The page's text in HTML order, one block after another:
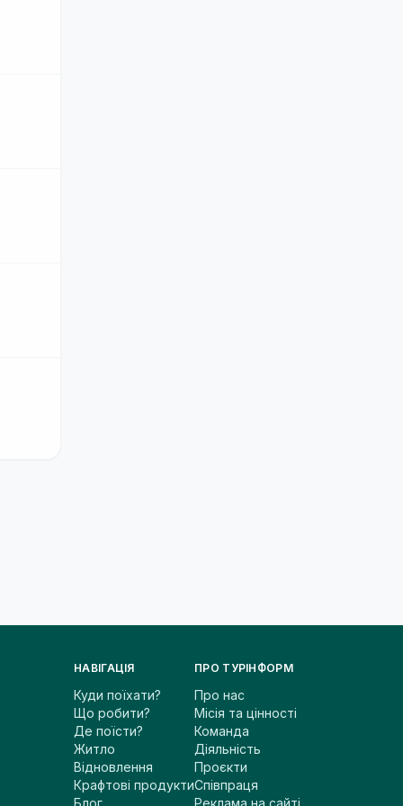
НАВІГАЦІЯ
Куди поїхати?
Що робити?
Де поїсти?
Житло
Відновлення
Крафтові продукти
Блог
ПРО ТУРІНФОРМ
Про нас
Місія та цінності
Команда
Діяльність
Проєкти
Співпраця
Реклама на сайті